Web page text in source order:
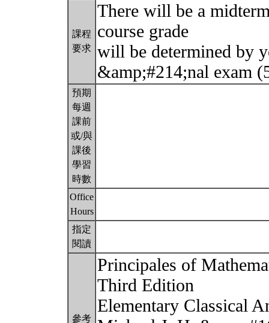
課程
要求
There will be a
course grade
will be determined by
&amp;#214;nal exam
預期
每週
課前
或/與
課後
學習
時數
Office
Hours
指定
閱讀
參考
Principales of
Third Edition
Elementary Classical